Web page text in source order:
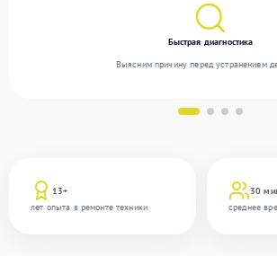
13+
лет опыта в ремонте техники
30
среднее
Быстрая диагностика
Выясним причину перед устранением